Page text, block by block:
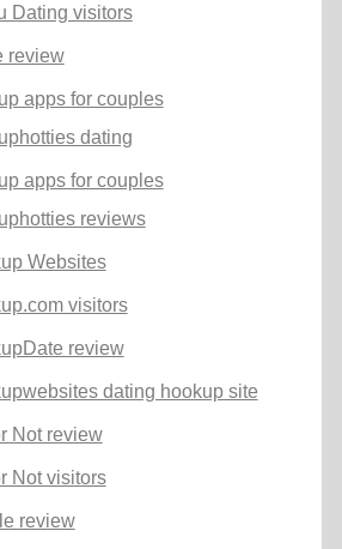
Dating visitors
review
apps for couples
dating
apps for couples
reviews
Websites
visitors
review
dating hookup site
Not review
Not visitors
review